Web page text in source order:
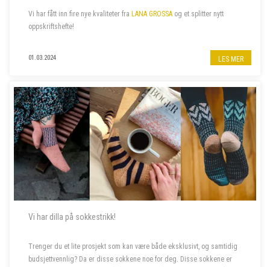
Vi har fått inn fire nye kvaliteter fra LANA GROSSA og et splitter nytt
oppskriftshefte!
01.03.2024 LES MER
Vi har dilla på sokkestrikk!
Trenger du et lite prosjekt som kan være både eksklusivt, og samtidig
budsjettvennlig? Da er disse sokkene noe for deg. Disse sokkene er